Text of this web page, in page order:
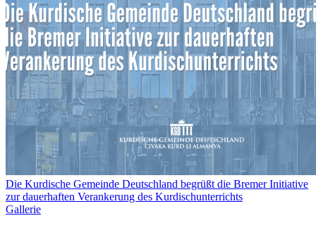
Die Kurdische Gemeinde Deutschland begrüßt die Bremer Initiative
zur dauerhaften Verankerung des Kurdischunterrichts
Gallerie